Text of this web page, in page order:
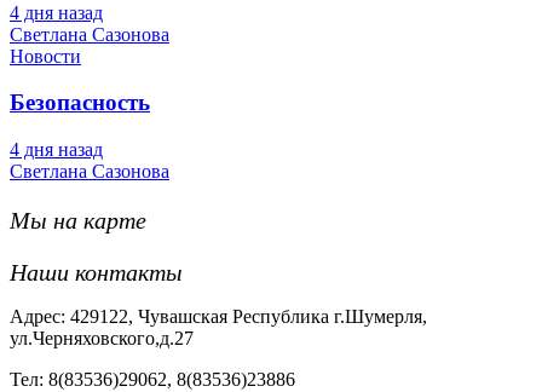
4 дня назад
Светлана Сазонова
Новости
Безопасность
4 дня назад
Светлана Сазонова
Мы на карте
Наши контакты
Адрес: 429122, Чувашская Республика г.Шумерля,
ул.Черняховского,д.27
Тел: 8(83536)29062, 8(83536)23886